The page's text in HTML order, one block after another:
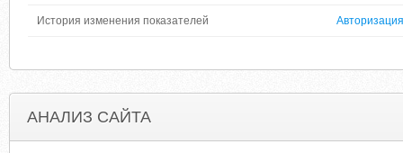
История изменения показателей Авторизация
АНАЛИЗ САЙТА